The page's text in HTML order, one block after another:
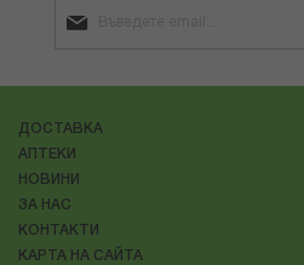
ДОСТАВКА
АПТЕКИ
НОВИНИ
ЗА НАС
КОНТАКТИ
КАРТА НА САЙТА